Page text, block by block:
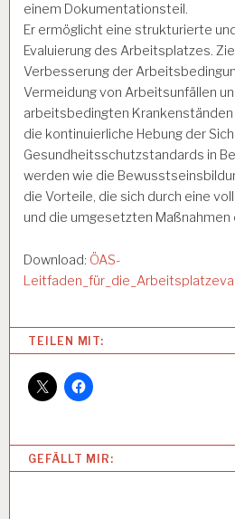
einem Dokumentationsteil.
Er ermöglicht eine strukturierte
Evaluierung des Arbeitsplatzes.
Verbesserung der
Vermeidung von Arbeitsunfällen
arbeitsbedingten
die kontinuierliche Hebung der
Gesundheitsschutzstandards in
werden wie die
die Vorteile, die sich durch eine
und die umgesetzten Maßnahmen
Download: ÖAS-
Categories:
A
R
B
T
S
TEILEN MIT:
GEFÄLLT MIR: